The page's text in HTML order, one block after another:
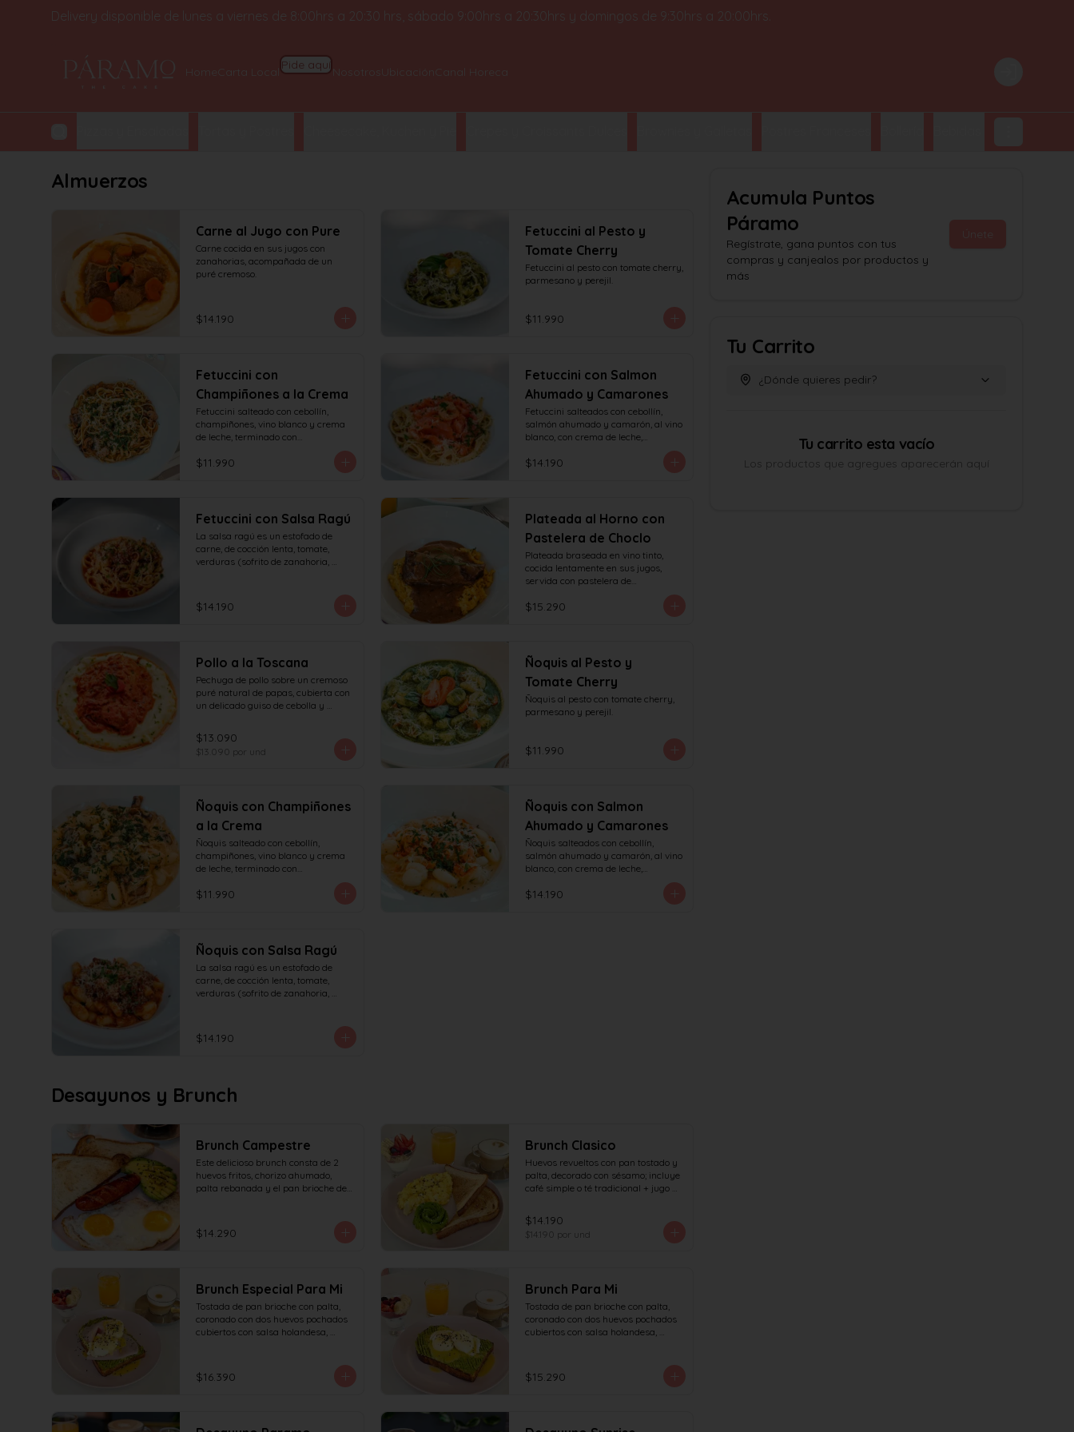
Delivery disponible de lunes a viernes de 8:00hrs a 20:30 hrs, sábado 9:00hrs a 20:30hrs y domingos de 9:30hrs a 20:00hrs.
Home Carta Local Pide aquí Nosotros Ubicación Canal Horeca
Almuerzos
Carne al Jugo con Pure
Carne cocida en sus jugos con
zanahorias, acompañada de un
puré cremoso.
$14.190
Fetuccini al Pesto y
Tomate Cherry
Fetuccini al pesto con tomate cherry,
parmesano y perejil.
$11.990
Fetuccini con
Champiñones a la Crema
Fetuccini salteado con cebollín,
champiñones, vino blanco y crema
de leche, terminado con
$11.990
Fetuccini con Salmon
Ahumado y Camarones
Fetuccini salteados con cebollín,
salmón ahumado y camarón, al vino
blanco, con crema de leche,
$14.190
Fetuccini con Salsa Ragú
La salsa ragú es un estofado de
carne, de cocción lenta, tomate,
verduras (sofrito de zanahoria,
$14.190
Plateada al Horno con
Pastelera de Choclo
Plateada braseada en vino tinto,
cocida lentamente en sus jugos,
servida con pastelera de
$15.290
Pollo a la Toscana
Pechuga de pollo sobre un cremoso
puré natural de papas, cubierta con
un delicado guiso de cebolla y
lentamente con vino blanco y fondo
de verduras.
$13.090
$13.090 por und
Ñoquis al Pesto y
Tomate Cherry
Ñoquis al pesto con tomate cherry,
parmesano y perejil.
$11.990
Ñoquis con Champiñones
a la Crema
Ñoquis salteado con cebollín,
champiñones, vino blanco y crema
de leche, terminado con
$11.990
Ñoquis con Salmon
Ahumado y Camarones
Ñoquis salteados con cebollín,
salmón ahumado y camarón, al vino
blanco, con crema de leche,
$14.190
Ñoquis con Salsa Ragú
La salsa ragú es un estofado de
carne, de cocción lenta, tomate,
verduras (sofrito de zanahoria,
$14.190
Desayunos y Brunch
Brunch Campestre
Este delicioso brunch consta de 2
huevos fritos, chorizo ahumado,
palta rebanada y el pan brioche de
(el café puede ser doble por $1.000
adicionales) + yogur griego con
$14.290
Brunch Clasico
Huevos revueltos con pan tostado y
palta, decorado con sésamo; incluye
café simple o té tradicional + jugo
doble por $1.000 adicionales), +
yogur griego con granola y frutas de
estación.
$14.190
$14.190 por und
Brunch Especial Para Mi
Tostada de pan brioche con palta,
coronado con dos huevos pochados
cubiertos con salsa holandesa,
queso, prosciutto o tocino) incluye
café simple o té tradicional (el café
$16.390
Brunch Para Mi
Tostada de pan brioche con palta,
coronado con dos huevos pochados
cubiertos con salsa holandesa,
ser doble por $1.000 adicionales) +
jugo del día de 160ml + yogur griego
$15.290
Acumula Puntos
Páramo
Regístrate, gana puntos con tus
compras y canjealos por productos y
más
Únete
Tu Carrito
¿Dónde quieres pedir?
Tu carrito esta vacío
Los productos que agregues aparecerán aquí